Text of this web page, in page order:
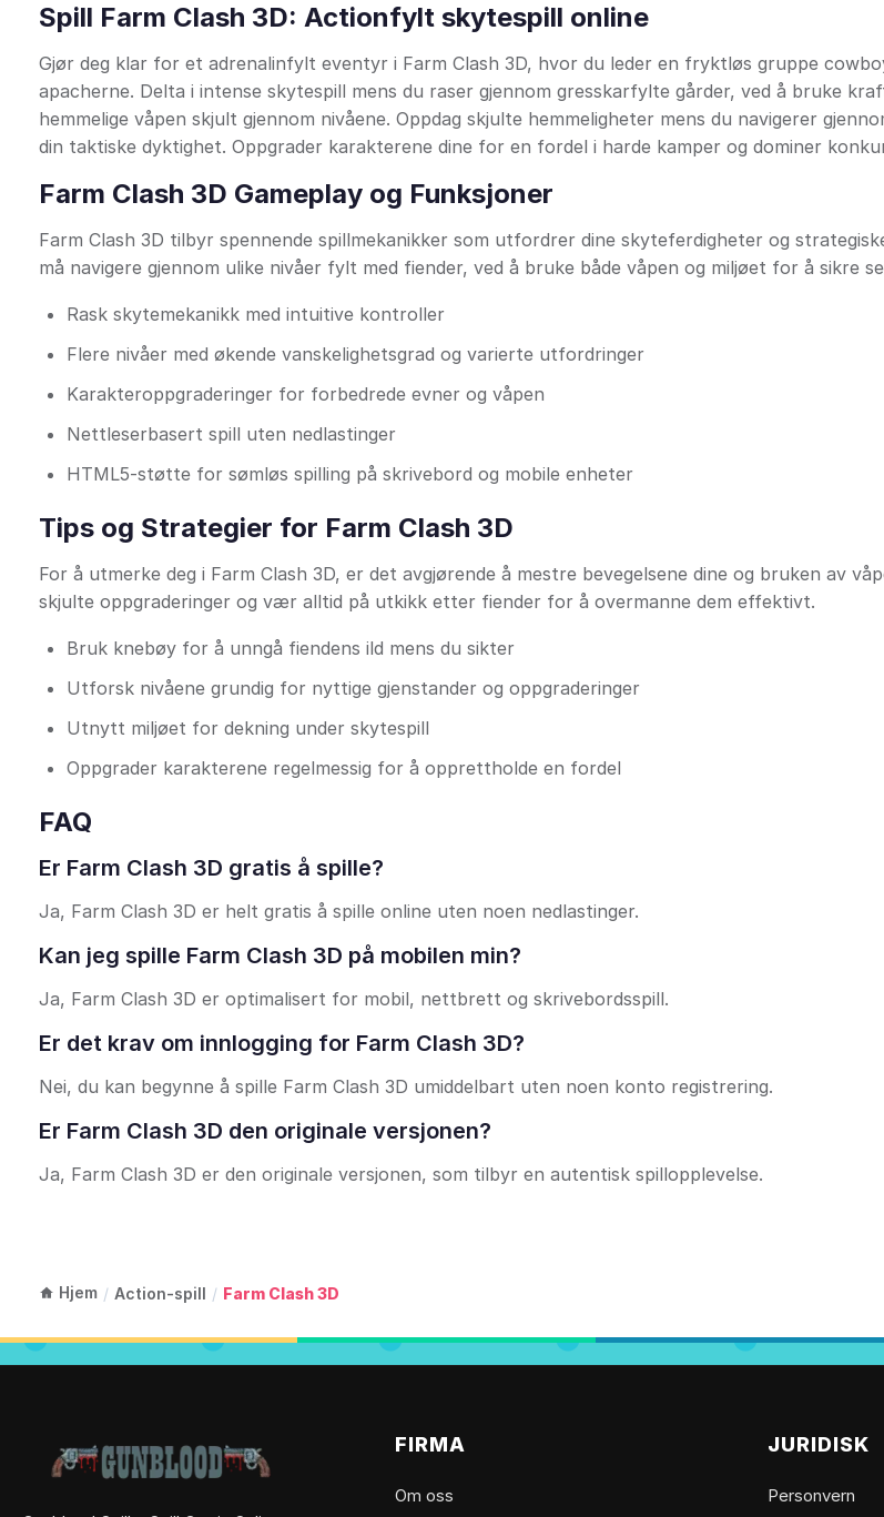
Spill Farm Clash 3D: Actionfylt skytespill online
Gjør deg klar for et adrenalinfylt eventyr i Farm Clash 3D, hvor du leder en fryktløs gruppe
apacherne. Delta i intense skytespill mens du raser gjennom gresskarfylte gårder, ved å bruke
hemmelige våpen skjult gjennom nivåene. Oppdag skjulte hemmeligheter mens du navigerer
din taktiske dyktighet. Oppgrader karakterene dine for en fordel i harde kamper og dominer
Farm Clash 3D Gameplay og Funksjoner
Farm Clash 3D tilbyr spennende spillmekanikker som utfordrer dine skyteferdigheter og
må navigere gjennom ulike nivåer fylt med fiender, ved å bruke både våpen og miljøet for å sikre
Rask skytemekanikk med intuitive kontroller
Flere nivåer med økende vanskelighetsgrad og varierte utfordringer
Karakteroppgraderinger for forbedrede evner og våpen
Nettleserbasert spill uten nedlastinger
HTML5-støtte for sømløs spilling på skrivebord og mobile enheter
Tips og Strategier for Farm Clash 3D
For å utmerke deg i Farm Clash 3D, er det avgjørende å mestre bevegelsene dine og bruken av
skjulte oppgraderinger og vær alltid på utkikk etter fiender for å overmanne dem effektivt.
Bruk knebøy for å unngå fiendens ild mens du sikter
Utforsk nivåene grundig for nyttige gjenstander og oppgraderinger
Utnytt miljøet for dekning under skytespill
Oppgrader karakterene regelmessig for å opprettholde en fordel
FAQ
Er Farm Clash 3D gratis å spille?
Ja, Farm Clash 3D er helt gratis å spille online uten noen nedlastinger.
Kan jeg spille Farm Clash 3D på mobilen min?
Ja, Farm Clash 3D er optimalisert for mobil, nettbrett og skrivebordsspill.
Er det krav om innlogging for Farm Clash 3D?
Nei, du kan begynne å spille Farm Clash 3D umiddelbart uten noen konto registrering.
Er Farm Clash 3D den originale versjonen?
Ja, Farm Clash 3D er den originale versjonen, som tilbyr en autentisk spillopplevelse.
Hjem / Action-spill / Farm Clash 3D
FIRMA
Om oss
JURIDISK
Personvern